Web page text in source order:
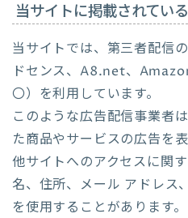
当サイトに掲載されてい
当サイトでは、第三者配信
ドセンス、A8.net、
〇）を利用しています。
このような広告配信事業者
た商品やサービスの広告を
他サイトへのアクセスに関
名、住所、メール アドレス
を使用することがあります。